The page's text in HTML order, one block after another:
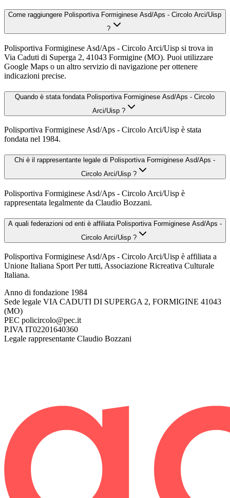
Come raggiungere Polisportiva Formiginese Asd/Aps - Circolo Arci/Uisp
?
Polisportiva Formiginese Asd/Aps - Circolo Arci/Uisp si trova in
Via Caduti di Superga 2, 41043 Formigine (MO). Puoi utilizzare
Google Maps o un altro servizio di navigazione per ottenere
indicazioni precise.
Quando è stata fondata Polisportiva Formiginese Asd/Aps - Circolo
Arci/Uisp ?
Polisportiva Formiginese Asd/Aps - Circolo Arci/Uisp è stata
fondata nel 1984.
Chi è il rappresentante legale di Polisportiva Formiginese Asd/Aps -
Circolo Arci/Uisp ?
Polisportiva Formiginese Asd/Aps - Circolo Arci/Uisp è
rappresentata legalmente da Claudio Bozzani.
A quali federazioni od enti è affiliata Polisportiva Formiginese Asd/Aps -
Circolo Arci/Uisp ?
Polisportiva Formiginese Asd/Aps - Circolo Arci/Uisp è affiliata a
Unione Italiana Sport Per tutti, Associazione Ricreativa Culturale
Italiana.
Anno di fondazione 1984
Sede legale VIA CADUTI DI SUPERGA 2, FORMIGINE 41043
(MO)
PEC policircolo@pec.it
P.IVA IT02201640360
Legale rappresentante Claudio Bozzani